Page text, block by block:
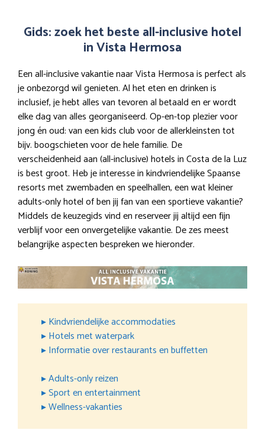
Gids: zoek het beste all-inclusive hotel
in Vista Hermosa
Een all-inclusive vakantie naar Vista Hermosa is perfect als
je onbezorgd wil genieten. Al het eten en drinken is
inclusief, je hebt alles van tevoren al betaald en er wordt
elke dag van alles georganiseerd. Op-en-top plezier voor
jong én oud: van een kids club voor de allerkleinsten tot
bijv. boogschieten voor de hele familie. De
verscheidenheid aan (all-inclusive) hotels in Costa de la Luz
is best groot. Heb je interesse in kindvriendelijke Spaanse
resorts met zwembaden en speelhallen, een wat kleiner
adults-only hotel of ben jij fan van een sportieve vakantie?
Middels de keuzegids vind en reserveer jij altijd een fijn
verblijf voor een onvergetelijke vakantie. De zes meest
belangrijke aspecten bespreken we hieronder.
▸ Kindvriendelijke accommodaties
▸ Hotels met waterpark
▸ Informatie over restaurants en buffetten
▸ Adults-only reizen
▸ Sport en entertainment
▸ Wellness-vakanties